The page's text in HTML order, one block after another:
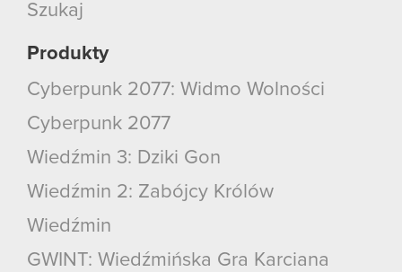
Szukaj
Produkty
Cyberpunk 2077: Widmo Wolności
Cyberpunk 2077
Wiedźmin 3: Dziki Gon
Wiedźmin 2: Zabójcy Królów
Wiedźmin
GWINT: Wiedźmińska Gra Karciana